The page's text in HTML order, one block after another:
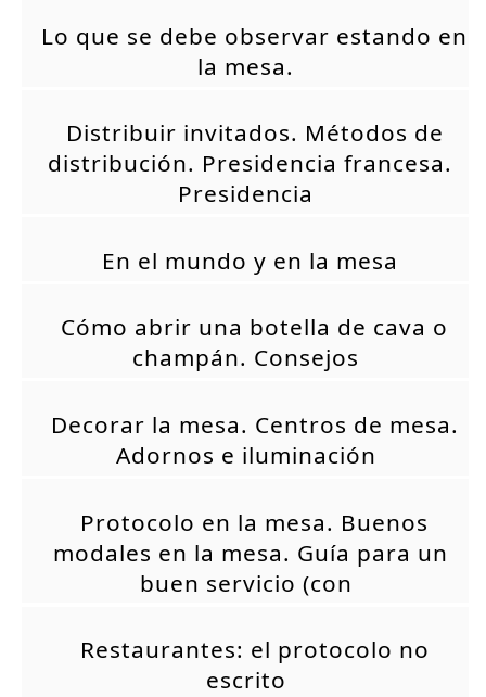
Lo que se debe observar estando en
la mesa.
Distribuir invitados. Métodos de
distribución. Presidencia francesa.
Presidencia
En el mundo y en la mesa
Cómo abrir una botella de cava o
champán. Consejos
Decorar la mesa. Centros de mesa.
Adornos e iluminación
Protocolo en la mesa. Buenos
modales en la mesa. Guía para un
buen servicio (con
Restaurantes: el protocolo no
escrito